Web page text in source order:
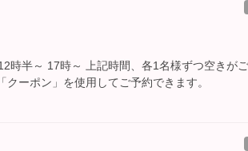
時半～ 17時～ 上記時間、各1名様ずつ空きがご
ーポン」を使用してご予約できます。